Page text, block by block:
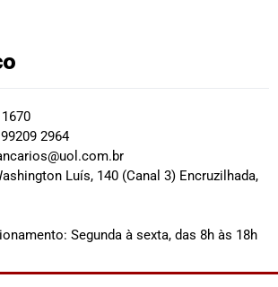
2964
Luís, 140 (Canal 3) Encruzilhada,
Segunda à sexta, das 8h às 18h